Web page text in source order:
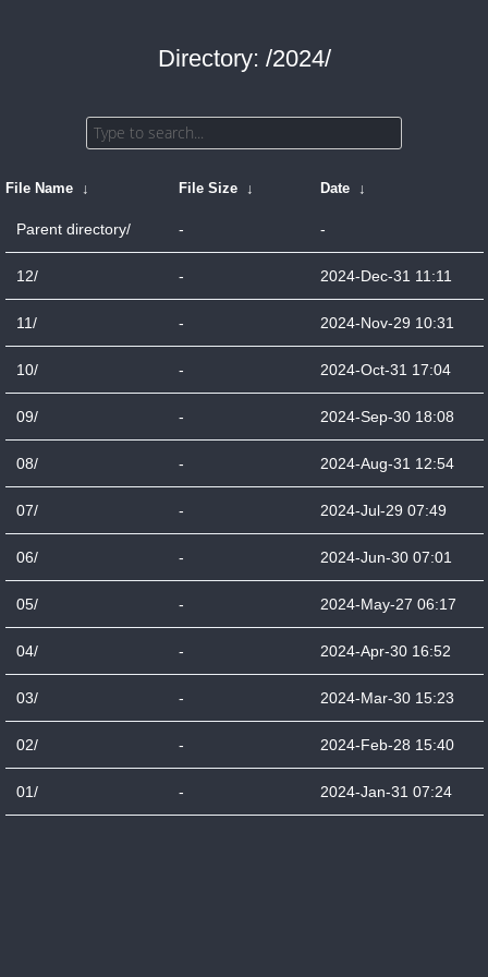
Directory: /2024/
File Name ↓ File Size ↓ Date ↓
Parent directory/ - -
12/ - 2024-Dec-31 11:11
11/ - 2024-Nov-29 10:31
10/ - 2024-Oct-31 17:04
09/ - 2024-Sep-30 18:08
08/ - 2024-Aug-31 12:54
07/ - 2024-Jul-29 07:49
06/ - 2024-Jun-30 07:01
05/ - 2024-May-27 06:17
04/ - 2024-Apr-30 16:52
03/ - 2024-Mar-30 15:23
02/ - 2024-Feb-28 15:40
01/ - 2024-Jan-31 07:24